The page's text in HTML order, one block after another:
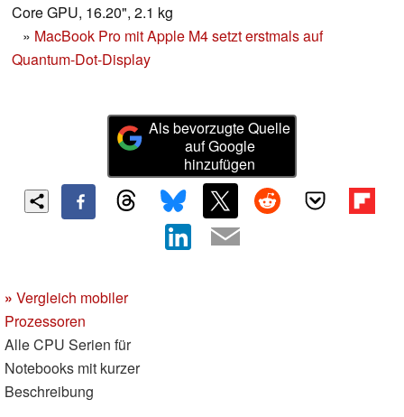
Core GPU, 16.20", 2.1 kg
» MacBook Pro mit Apple M4 setzt erstmals auf
Quantum-Dot-Display
Als bevorzugte Quelle
auf Google
hinzufügen
» Vergleich mobiler
Prozessoren
Alle CPU Serien für
Notebooks mit kurzer
Beschreibung